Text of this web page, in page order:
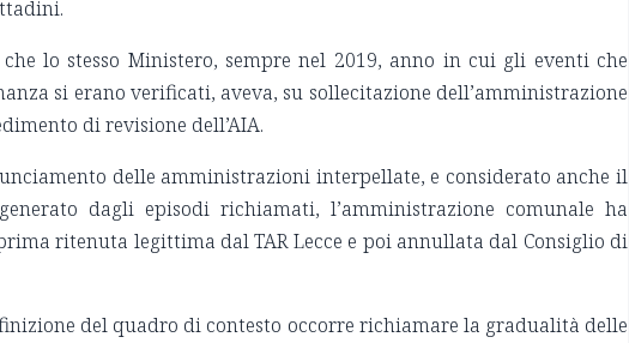
che lo stesso Ministero, sempre nel 2019, anno in cui gli eventi che
si erano verificati, aveva, su sollecitazione dell’amministrazione
di revisione dell’AIA.
delle amministrazioni interpellate, e considerato anche il
dagli episodi richiamati, l’amministrazione comunale ha
ritenuta legittima dal TAR Lecce e poi annullata dal Consiglio di
del quadro di contesto occorre richiamare la gradualità delle